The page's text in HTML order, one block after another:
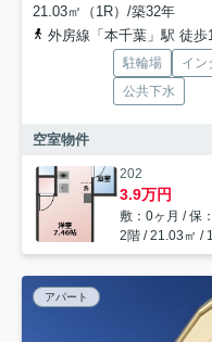
21.03㎡（1R）/築32年
外房線「本千葉」駅 徒歩
駐輪場
イン
公共下水
空室物件
202
3.9万円
敷：0ヶ月 / 保
2階 / 21.03㎡ /
アパート